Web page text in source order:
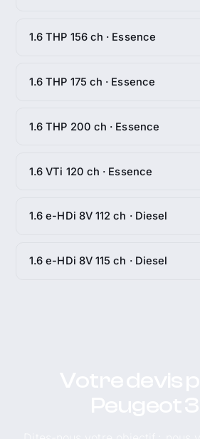
1.6 THP 156 ch · Essence
1.6 THP 175 ch · Essence
1.6 THP 200 ch · Essence
1.6 VTi 120 ch · Essence
1.6 e-HDi 8V 112 ch · Diesel
1.6 e-HDi 8V 115 ch · Diesel